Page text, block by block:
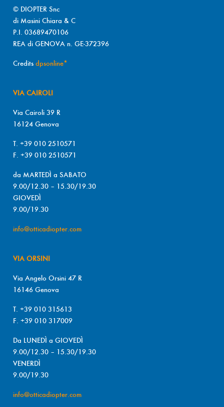
© DIOPTER Snc
di Masini Chiara & C
P.I. 03689470106
REA di GENOVA n. GE-372396
Credits dpsonline*
VIA CAIROLI
Via Cairoli 39 R
16124 Genova
T. +39 010 2510571
F. +39 010 2510571
da MARTEDÌ a SABATO
9.00/12.30 – 15.30/19.30
GIOVEDÌ
9.00/19.30
info@otticadiopter.com
VIA ORSINI
Via Angelo Orsini 47 R
16146 Genova
T. +39 010 315613
F. +39 010 317009
Da LUNEDÌ a GIOVEDÌ
9.00/12.30 – 15.30/19.30
VENERDÌ
9.00/19.30
info@otticadiopter.com